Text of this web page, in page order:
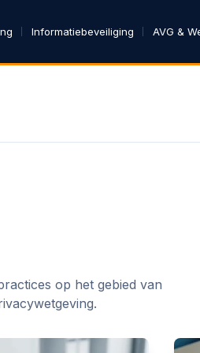
Informatiebeveiliging AVG &
op het gebied van